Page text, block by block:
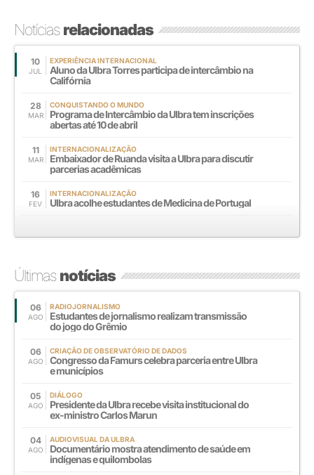
Notíciasrelacionadas
10
JUL
EXPERIÊNCIA INTERNACIONAL
Aluno da Ulbra Torres participa de intercâmbio na
Califórnia
28
MAR
CONQUISTANDO O MUNDO
Programa de Intercâmbio da Ulbra tem inscrições
abertas até 10 de abril
11
MAR
INTERNACIONALIZAÇÃO
Embaixador de Ruanda visita a Ulbra para discutir
parcerias acadêmicas
16
FEV
INTERNACIONALIZAÇÃO
Ulbra acolhe estudantes de Medicina de Portugal
Últimasnotícias
06
AGO
RADIOJORNALISMO
Estudantes de jornalismo realizam transmissão
do jogo do Grêmio
06
AGO
CRIAÇÃO DE OBSERVATÓRIO DE DADOS
Congresso da Famurs celebra parceria entre Ulbra
e municípios
05
AGO
DIÁLOGO
Presidente da Ulbra recebe visita institucional do
ex-ministro Carlos Marun
04
AGO
AUDIOVISUAL DA ULBRA
Documentário mostra atendimento de saúde em
indígenas e quilombolas